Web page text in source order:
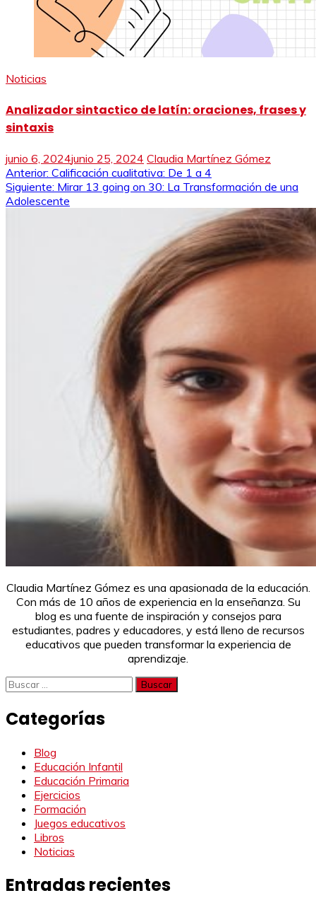
Noticias
Analizador sintactico de latín: oraciones, frases y
sintaxis
junio 6, 2024junio 25, 2024 Claudia Martínez Gómez
Navegación
de
Anterior: Calificación cualitativa: De 1 a 4
Siguiente: Mirar 13 going on 30: La Transformación de una
Adolescente
Claudia Martínez Gómez es una apasionada de la educación.
Con más de 10 años de experiencia en la enseñanza. Su
blog es una fuente de inspiración y consejos para
estudiantes, padres y educadores, y está lleno de recursos
educativos que pueden transformar la experiencia de
aprendizaje.
Buscar:
Categorías
Blog
Educación Infantil
Educación Primaria
Ejercicios
Formación
Juegos educativos
Libros
Noticias
Entradas recientes